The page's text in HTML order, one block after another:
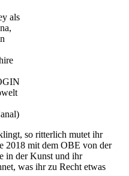
als
so ritterlich mutet ihr
2018 mit dem OBE von der
in der Kunst und ihr
was ihr zu Recht etwas